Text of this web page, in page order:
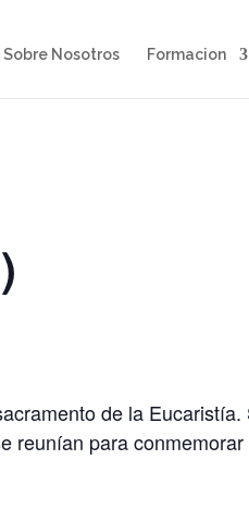
Sobre Nosotros Formacion
de la
reunían para